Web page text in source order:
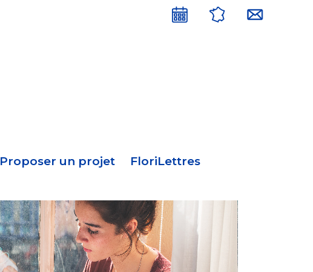
Menu
Proposer un projet FloriLettres